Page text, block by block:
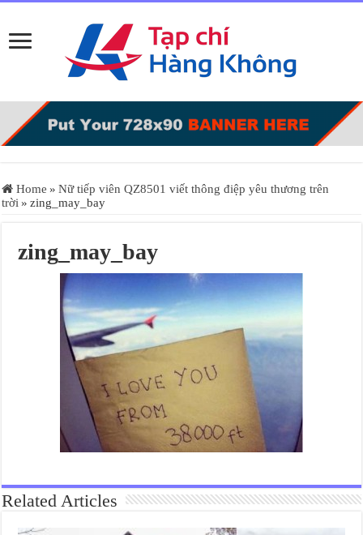
Home » Nữ tiếp viên QZ8501 viết thông điệp yêu thương trên
trời » zing_may_bay
zing_may_bay
Related Articles